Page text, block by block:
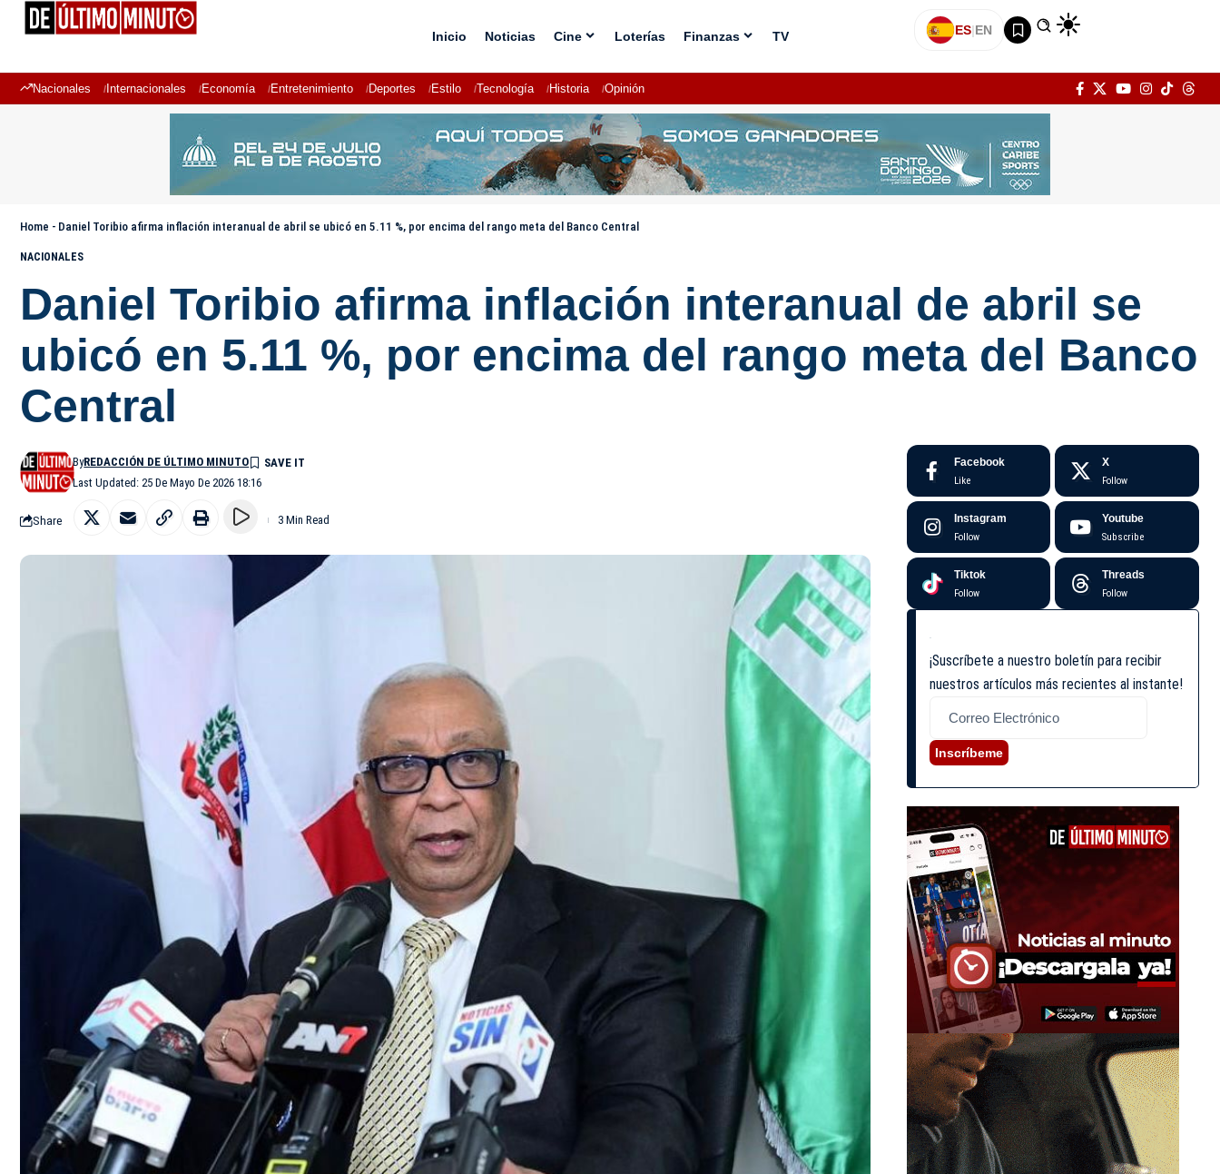
Inicio Noticias Cine Loterías Finanzas TV ES|EN
Nacionales Internacionales Economía Entretenimiento Deportes Estilo Tecnología Historia Opinión
Home - Daniel Toribio afirma inflación interanual de abril se ubicó en 5.11 %, por encima del rango meta del Banco Central
NACIONALES
Daniel Toribio afirma inflación interanual de abril se
ubicó en 5.11 %, por encima del rango meta del Banco
Central
Last Updated: 25 De Mayo De 2026 18:16
ByREDACCIÓN DE ÚLTIMO MINUTO
Share 3 Min Read
Facebook
Like
X
Follow
Instagram
Follow
Youtube
Subscribe
Tiktok
Follow
Threads
Follow
¡Suscríbete a nuestro boletín para recibir
nuestros artículos más recientes al instante!
Inscríbeme